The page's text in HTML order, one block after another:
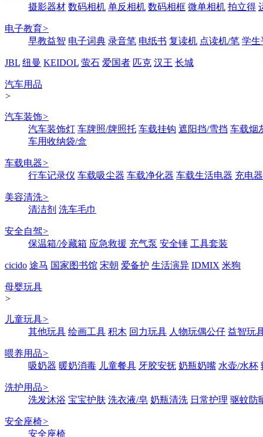
摄影器材 数码相机 单反相机 数码相框 微单相机 拍立得
电子教育>
早教益智 电子词典 录音笔 电纸书 复读机 点读机/笔 学生
JBL 纽曼 KEIDOL 萤石 爱国者 匹克 汉王 长城
汽车用品
>
汽车装饰>
汽车装饰灯 车牌照/牌照托 车载挂钩 遮阳挡/雪挡 车载烟
车用收纳袋/盒
车载电器>
行车记录仪 车载吸尘器 车载净化器 车载生活电器 充电
美容清洗>
清洁剂 洗车毛巾
安全自驾>
保温箱/冷藏箱 应急救援 充气泵 安全锤 工具套装
cicido 途马 国家图书馆 宋朝 爱备护 生活演异 IDMIX 米狗
母婴玩具
>
儿童玩具>
其他玩具 绘画工具 积木 回力玩具 人物玩偶公仔 益智玩
喂养用品>
吸奶器 暖奶消毒 儿童餐具 牙胶安抚 奶瓶奶嘴 水壶/水杯
洗护用品>
洗发沐浴 宝宝护肤 洗衣液/皂 奶瓶清洗 日常护理 驱蚊防
安全座椅>
安全座椅